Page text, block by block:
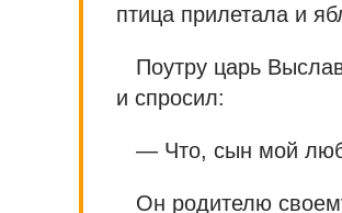
птица прилетала и
Поутру царь
и спросил:
— Что, сын мой
Он родителю